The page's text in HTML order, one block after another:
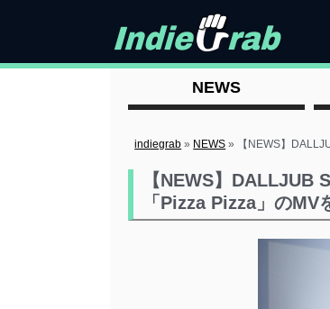
NEWS
indiegrab » NEWS » 【NEWS】
【NEWS】
「Pizza Pizza」のMV